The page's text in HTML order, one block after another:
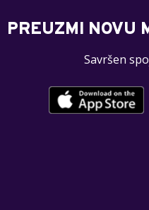
PREUZMI NOVU
Savršen